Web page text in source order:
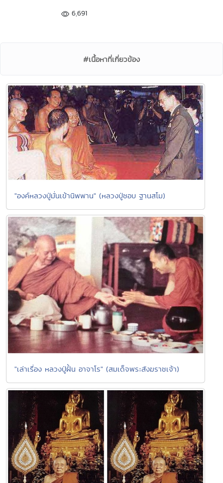
6,691
#เนื้อหาที่เกี่ยวข้อง
"องค์หลวงปู่มั่นเข้านิพพาน" (หลวงปู่ชอบ ฐานสโม)
"เล่าเรื่อง หลวงปู่ฝั้น อาจาโร" (สมเด็จพระสังฆราชเจ้า)